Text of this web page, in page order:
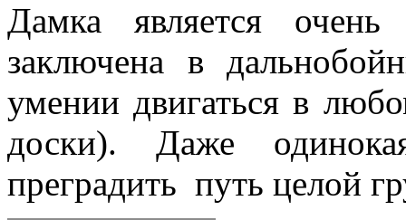
Дамка является
заключена в
умении двигаться в
доски). Даже
преградить путь целой